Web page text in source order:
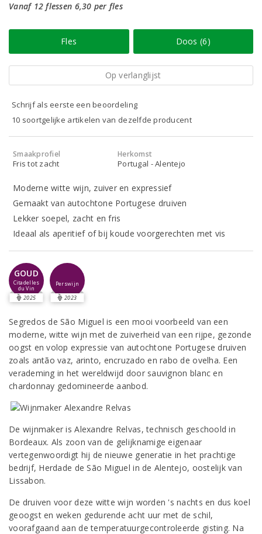
Vanaf 12 flessen 6,30 per fles
Fles Doos (6)
Op verlanglijst
Schrijf als eerste een beoordeling
10 soortgelijke artikelen van dezelfde producent
Smaakprofiel
Fris tot zacht
Herkomst
Portugal - Alentejo
Moderne witte wijn, zuiver en expressief
Gemaakt van autochtone Portugese druiven
Lekker soepel, zacht en fris
Ideaal als aperitief of bij koude voorgerechten met vis
GOUD
Citadelles
du Vin
2025
Perswijn
2023
Segredos de São Miguel is een mooi voorbeeld van een
moderne, witte wijn met de zuiverheid van een rijpe, gezonde
oogst en volop expressie van autochtone Portugese druiven
zoals antão vaz, arinto, encruzado en rabo de ovelha. Een
verademing in het wereldwijd door sauvignon blanc en
chardonnay gedomineerde aanbod.
De wijnmaker is Alexandre Relvas, technisch geschoold in
Bordeaux. Als zoon van de gelijknamige eigenaar
vertegenwoordigt hij de nieuwe generatie in het prachtige
bedrijf, Herdade de São Miguel in de Alentejo, oostelijk van
Lissabon.
De druiven voor deze witte wijn worden 's nachts en dus koel
geoogst en weken gedurende acht uur met de schil,
voorafgaand aan de temperatuurgecontroleerde gisting. Na